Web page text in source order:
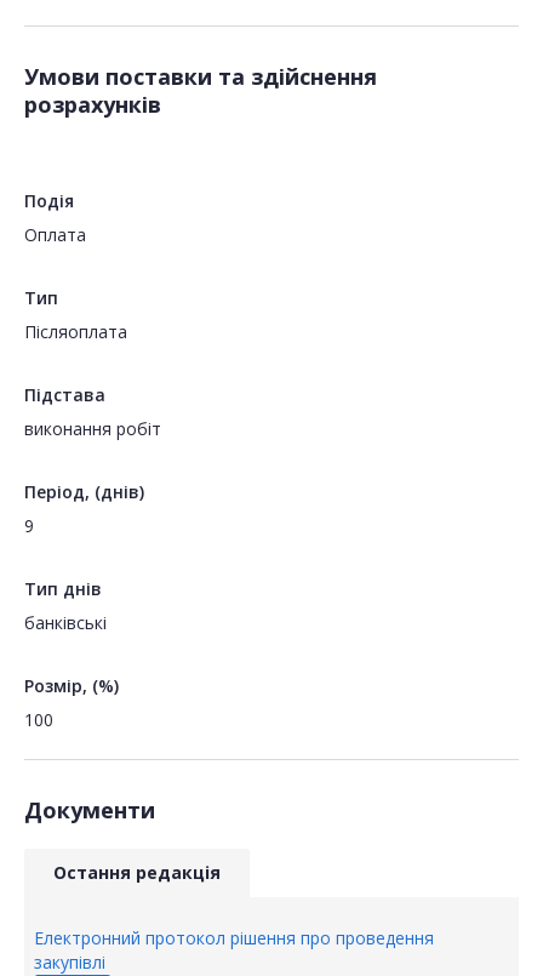
Умови поставки та здійснення
розрахунків
Подія
Оплата
Тип
Пiсляоплата
Підстава
виконання робіт
Період, (днів)
9
Тип днів
банківські
Розмір, (%)
100
Документи
Остання редакція
Електронний протокол рішення про проведення
закупівлі